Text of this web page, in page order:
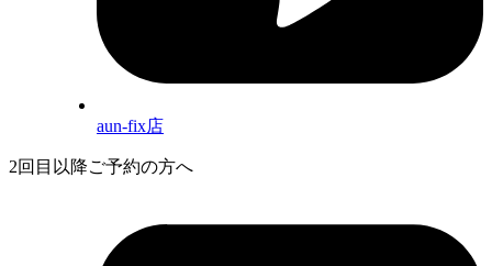
aun-fix店
2回目以降ご予約の方へ